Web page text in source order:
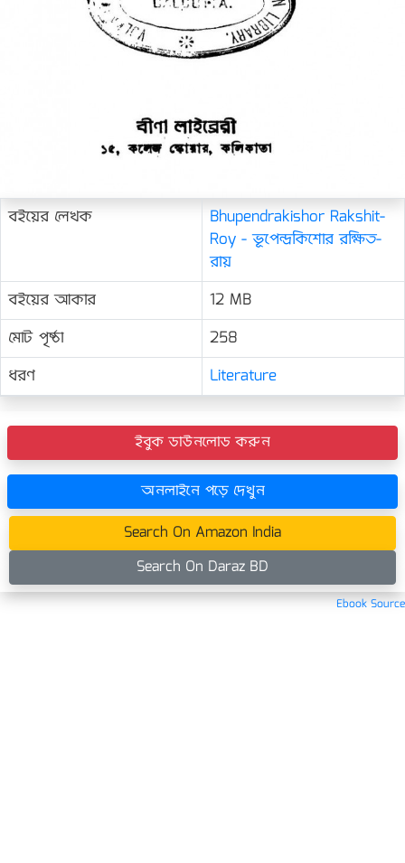
বইয়ের লেখক
Bhupendrakishor Rakshit-
Roy - ভূপেন্দ্রকিশোর রক্ষিত-
রায়
বইয়ের আকার
12 MB
মোট পৃষ্ঠা
258
ধরণ
Literature
ইবুক ডাউনলোড করুন
অনলাইনে পড়ে দেখুন
Search On Amazon India
Search On Daraz BD
Ebook Source